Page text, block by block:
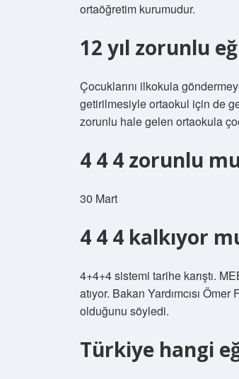
ortaöğretim kurumudur.
12 yıl zorunlu
Çocuklarını ilkokula
getirilmesiyle ortaokul için de
zorunlu hale gelen ortaokula
4 4 4 zorunlu
30 Mart
4 4 4 kalkıyor
4+4+4 sistemi tarihe karıştı.
atıyor. Bakan Yardımcısı
olduğunu söyledi.
Türkiye hangi